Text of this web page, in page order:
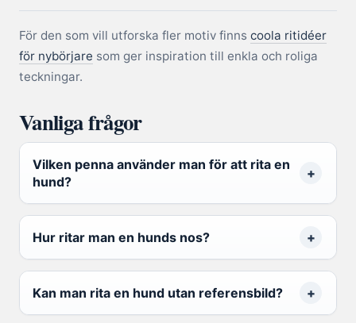
För den som vill utforska fler motiv finns coola ritidéer
för nybörjare som ger inspiration till enkla och roliga
teckningar.
Vanliga frågor
Vilken penna använder man för att rita en
hund?
Hur ritar man en hunds nos?
Kan man rita en hund utan referensbild?